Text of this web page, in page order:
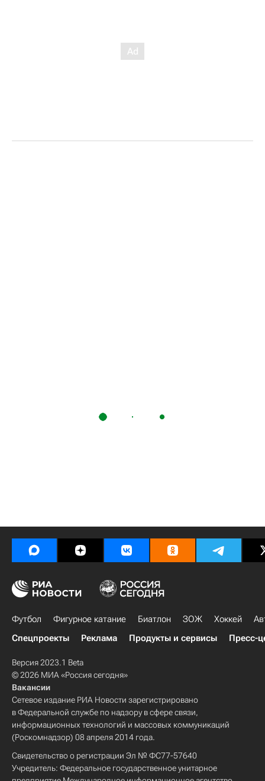
Футбол Фигурное катание Биатлон ЗОЖ Хоккей
Спецпроекты
Реклама Продукты и сервисы Пресс-
Версия 2023.1 Beta
© 2026 МИА «Россия сегодня»
Вакансии
Сетевое издание РИА Новости зарегистрировано
в Федеральной службе по надзору в сфере связи,
информационных технологий и массовых коммуникаций
(Роскомнадзор) 08 апреля 2014 года.
Свидетельство о регистрации Эл № ФС77-57640
Учредитель: Федеральное государственное унитарное